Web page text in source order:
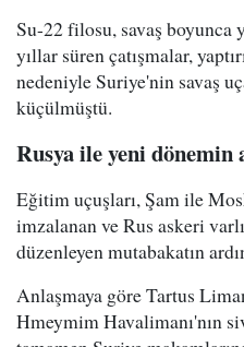
Su-22 filosu, savaş boyunca
yıllar süren çatışmalar,
nedeniyle Suriye'nin savaş
küçülmüştü.
Rusya ile yeni dönemin
Eğitim uçuşları, Şam ile
imzalanan ve Rus askeri
düzenleyen mutabakatın
Anlaşmaya göre Tartus
Hmeymim Havalimanı'nın